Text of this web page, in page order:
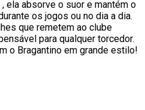
ela absorve o suor e mantém o
os jogos ou no dia a dia.
que remetem ao clube
para qualquer torcedor.
o Bragantino em grande estilo!